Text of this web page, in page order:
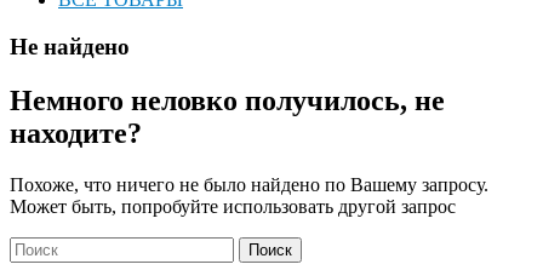
Не найдено
Немного неловко получилось, не
находите?
Похоже, что ничего не было найдено по Вашему запросу.
Может быть, попробуйте использовать другой запрос
Поиск